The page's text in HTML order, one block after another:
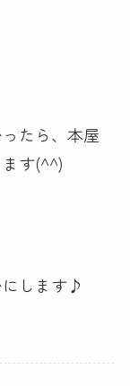
たら、本屋
す(^^)
にします♪